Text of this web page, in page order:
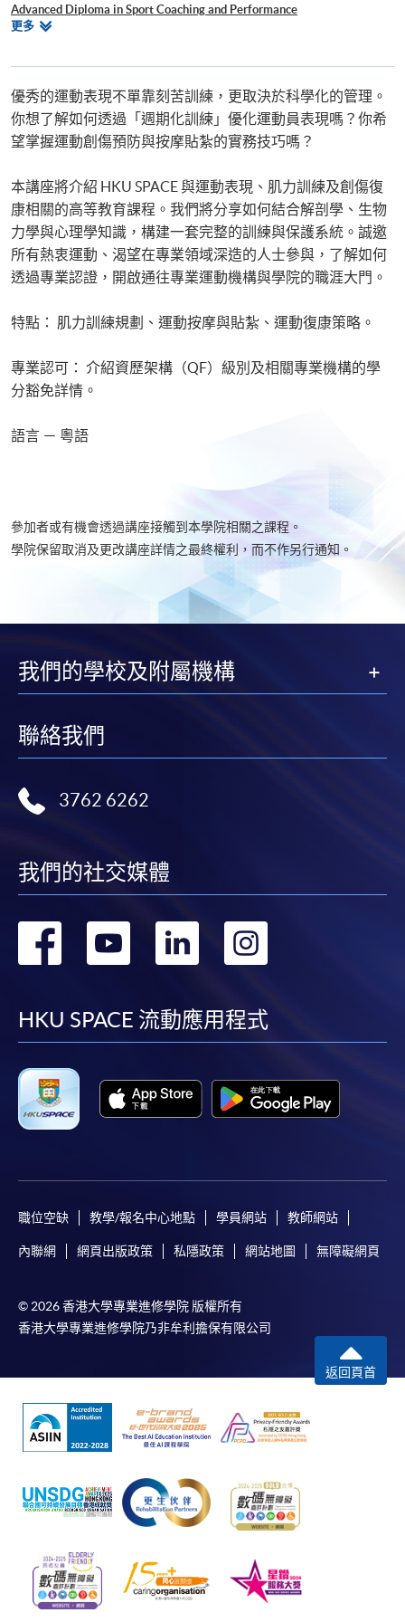
Advanced Diploma in Sport Coaching and Performance
肌力與體能訓練證書
更多相
優秀的運動表現不單靠刻苦訓練，更取決於科學化的管理。
你想了解如何透過「週期化訓練」優化運動員表現嗎？你希
望掌握運動創傷預防與按摩貼紮的實務技巧嗎？
本講座將介紹 HKU SPACE 與運動表現、肌力訓練及創傷復
康相關的高等教育課程。我們將分享如何結合解剖學、生物
力學與心理學知識，構建一套完整的訓練與保護系統。誠邀
所有熱衷運動、渴望在專業領域深造的人士參與，了解如何
透過專業認證，開啟通往專業運動機構與學院的職涯大門。
特點： 肌力訓練規劃、運動按摩與貼紮、運動復康策略。
專業認可： 介紹資歷架構（QF）級別及相關專業機構的學
分豁免詳情。
語言 － 粵語
參加者或有機會透過講座接觸到本學院相關之課程。
學院保留取消及更改講座詳情之最終權利，而不作另行通知。
我們的學校及附屬機構
聯絡我們
3762 6262
我們的社交媒體
轉
facebook
轉
youtube
轉
linkedin
HKU SPACE 流動應用程式
職位空缺 教學/報名中心地點 學員網站 教師網站
內聯網 網頁出版政策 私隱政策 網站地圖 無障礙網頁
© 2026 香港大學專業進修學院 版權所有
香港大學專業進修學院乃非牟利擔保有限公司
返回頁首